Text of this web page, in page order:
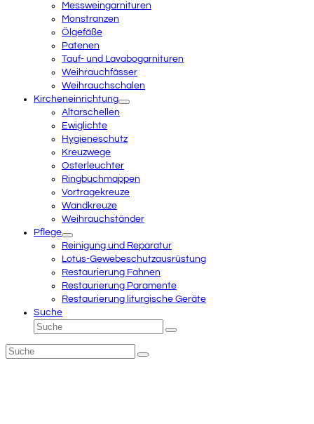
Messweingarnituren
Monstranzen
Ölgefäße
Patenen
Tauf- und Lavabogarnituren
Weihrauchfässer
Weihrauchschalen
Kircheneinrichtung
Altarschellen
Ewiglichte
Hygieneschutz
Kreuzwege
Osterleuchter
Ringbuchmappen
Vortragekreuze
Wandkreuze
Weihrauchständer
Pflege
Reinigung und Reparatur
Lotus-Gewebeschutzausrüstung
Restaurierung Fahnen
Restaurierung Paramente
Restaurierung liturgische Geräte
Suche
Suche
Senden
Suche
Senden